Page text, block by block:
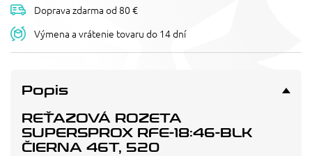
Doprava zdarma od 80 €
Výmena a vrátenie tovaru do 14 dní
Popis
REŤAZOVÁ ROZETA
SUPERSPROX RFE-18:46-BLK
ČIERNA 46T, 520